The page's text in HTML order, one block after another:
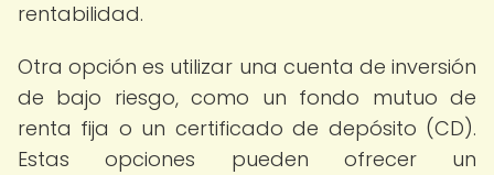
rentabilidad.
Otra opción es utilizar una cuenta de inversión
de bajo riesgo, como un fondo mutuo de
renta fija o un certificado de depósito (CD).
Estas opciones pueden ofrecer un